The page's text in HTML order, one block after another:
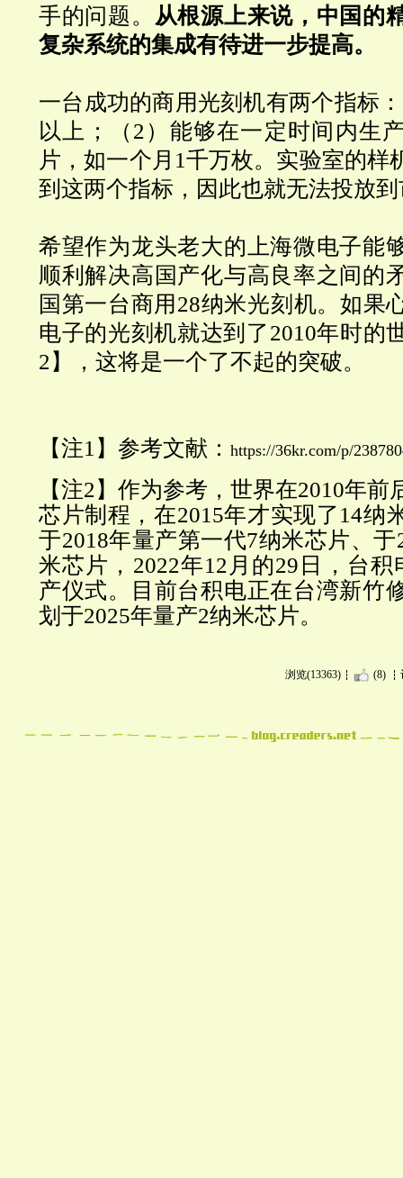
手的问题。 从根源上来说，中国的
复杂系统的集成有待进一步提高。
一台成功的商用光刻机有两个指标
以上；（2）能够在一定时间内生
片，如一个月1千万枚。实验室的样
到这两个指标，因此也就无法投放
希望作为龙头老大的上海微电子能
顺利解决高国产化与高良率之间的
国第一台商用 28纳米光刻机。如果
电子的光刻机就达到了2010年时的
2】，这将是一个了不起的突破。
【注1】参考文献： https://36kr.com/p/
【注2】 作为参考，世界在2010年前
芯片制程，在2015年才实现了14纳
于2018年量产第一代7纳米芯片、
米芯片，2022年12月的29日，台
产仪式。目前台积电正在台湾新竹
划于2025年量产2纳米芯片。
浏览(13363) (8)